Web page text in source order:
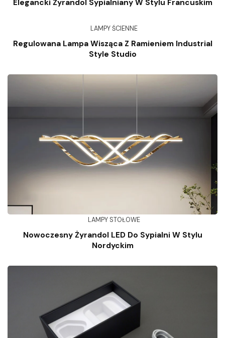
Elegancki Żyrandol Sypialniany W Stylu Francuskim
LAMPY ŚCIENNE
Regulowana Lampa Wisząca Z Ramieniem Industrial
Style Studio
LAMPY STOŁOWE
Nowoczesny Żyrandol LED Do Sypialni W Stylu
Nordyckim